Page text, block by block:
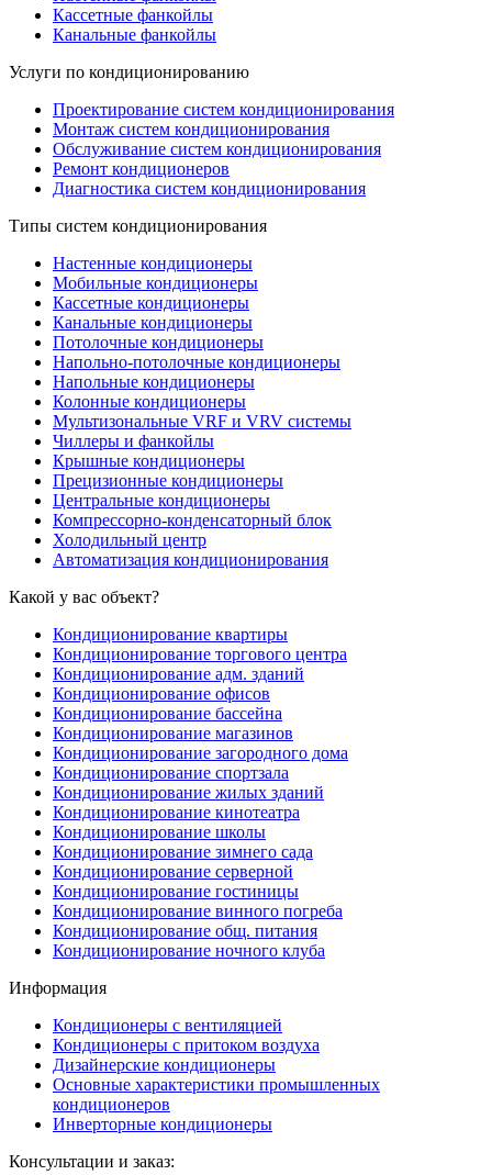
Кассетные фанкойлы
Канальные фанкойлы
Услуги по кондиционированию
Проектирование систем кондиционирования
Монтаж систем кондиционирования
Обслуживание систем кондиционирования
Ремонт кондиционеров
Диагностика систем кондиционирования
Типы систем кондиционирования
Настенные кондиционеры
Мобильные кондиционеры
Кассетные кондиционеры
Канальные кондиционеры
Потолочные кондиционеры
Напольно-потолочные кондиционеры
Напольные кондиционеры
Колонные кондиционеры
Мультизональные VRF и VRV системы
Чиллеры и фанкойлы
Крышные кондиционеры
Прецизионные кондиционеры
Центральные кондиционеры
Компрессорно-конденсаторный блок
Холодильный центр
Автоматизация кондиционирования
Какой у вас объект?
Кондиционирование квартиры
Кондиционирование торгового центра
Кондиционирование адм. зданий
Кондиционирование офисов
Кондиционирование бассейна
Кондиционирование магазинов
Кондиционирование загородного дома
Кондиционирование спортзала
Кондиционирование жилых зданий
Кондиционирование кинотеатра
Кондиционирование школы
Кондиционирование зимнего сада
Кондиционирование серверной
Кондиционирование гостиницы
Кондиционирование винного погреба
Кондиционирование общ. питания
Кондиционирование ночного клуба
Информация
Кондиционеры с вентиляцией
Кондиционеры с притоком воздуха
Дизайнерские кондиционеры
Основные характеристики промышленных
кондиционеров
Инверторные кондиционеры
Консультации и заказ: